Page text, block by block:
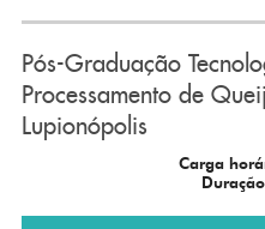
Pós-Graduação
Processamento de
Lupionópolis
Carga
Duração